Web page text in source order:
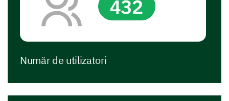
Număr de utilizatori